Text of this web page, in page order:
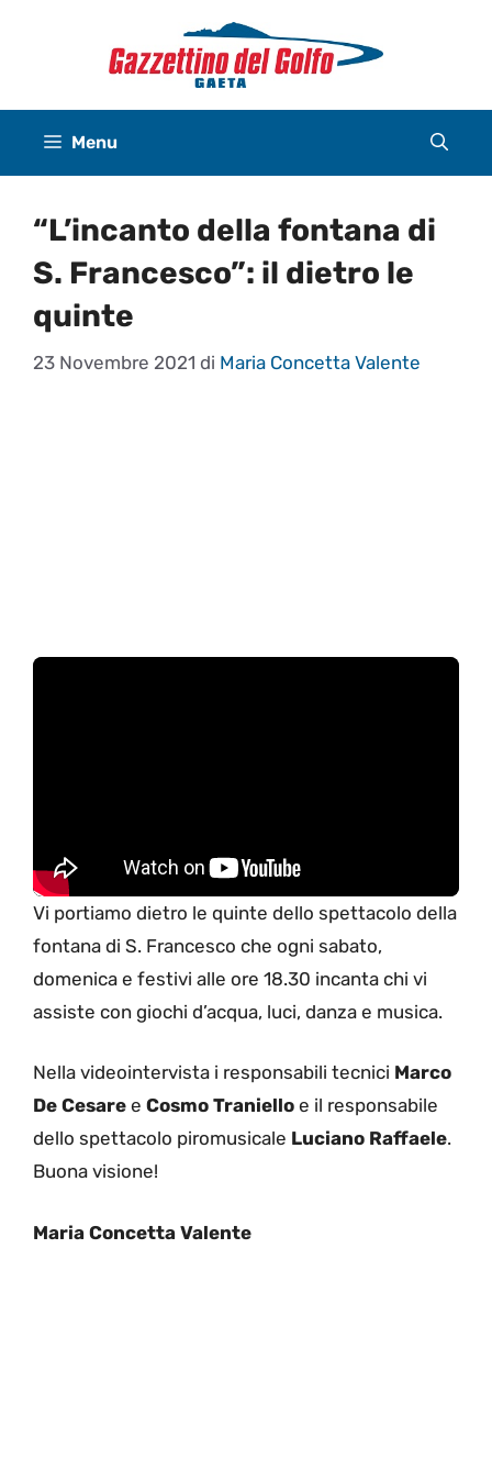
Menu
“L’incanto della fontana di
S. Francesco”: il dietro le
quinte
23 Novembre 2021 di Maria Concetta Valente
Vi portiamo dietro le quinte dello spettacolo della
fontana di S. Francesco che ogni sabato,
domenica e festivi alle ore 18.30 incanta chi vi
assiste con giochi d’acqua, luci, danza e musica.
Nella videointervista i responsabili tecnici Marco
De Cesare e Cosmo Traniello e il responsabile
dello spettacolo piromusicale Luciano Raffaele.
Buona visione!
Maria Concetta Valente